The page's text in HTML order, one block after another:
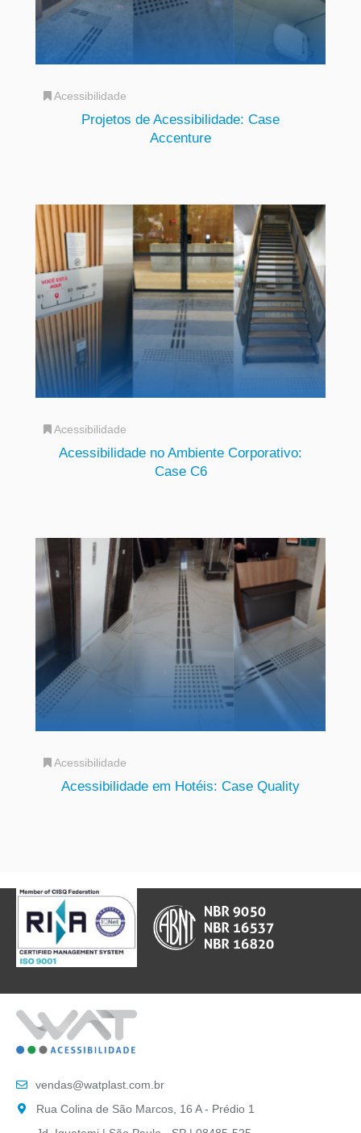
Acessibilidade
Projetos de Acessibilidade: Case
Accenture
Acessibilidade
Acessibilidade no Ambiente Corporativo:
Case C6
Acessibilidade
Acessibilidade em Hotéis: Case Quality
vendas@watplast.com.br
Rua Colina de São Marcos, 16 A - Prédio 1